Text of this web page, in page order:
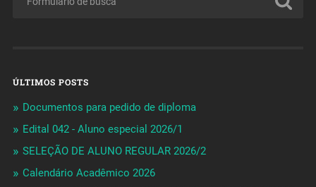
ÚLTIMOS POSTS
Documentos para pedido de diploma
Edital 042 - Aluno especial 2026/1
SELEÇÃO DE ALUNO REGULAR 2026/2
Calendário Acadêmico 2026